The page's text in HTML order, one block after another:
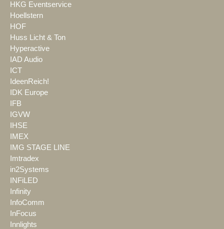
HKG Eventservice
Hoellstern
HOF
Huss Licht & Ton
Hyperactive
IAD Audio
ICT
IdeenReich!
IDK Europe
IFB
IGVW
IHSE
IMEX
IMG STAGE LINE
Imtradex
in2Systems
INFiLED
Infinity
InfoComm
InFocus
Innlights